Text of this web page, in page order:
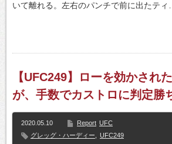
いて離れる。左右のパンチで前に出たテ
【UFC249】ローを効かされ
が、手数でカストロに判定
2020.05.10 Report UFC
グレッグ・ハーディー
UFC249